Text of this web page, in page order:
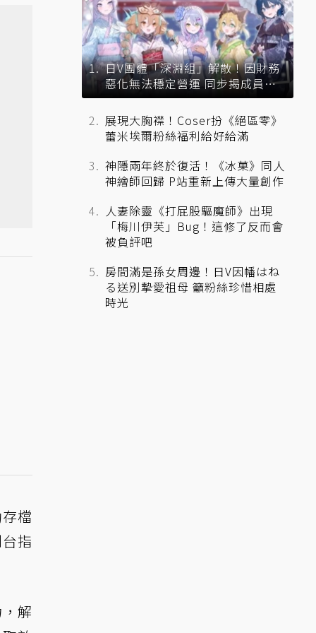
檔
指
解
日V團體「深淵組」解散！因財務
惡化無法穩定營運 同步揭成員未
來去向
展現大胸襟！Coser扮《絕區零》
蕾米埃爾粉絲福利給好給滿
神隱兩年終於復活！《冰菓》同人
神繪師回歸 P站重新上傳大量創作
人妻除靈《打屁股驅魔師》出現
「梅川伊芙」Bug！這修了反而會
被負評吧
房間滿是孫女周邊！日V因幡はね
る送別摯愛祖母 籲粉絲珍惜相處
時光